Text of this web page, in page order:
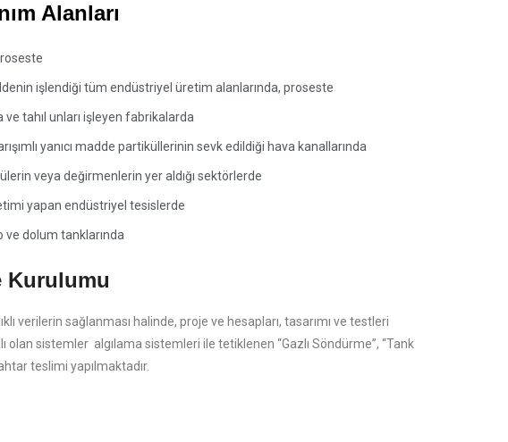
Alanları
işlendiği tüm endüstriyel üretim alanlarında, proseste
ve tahıl unları işleyen fabrikalarda
yanıcı madde partiküllerinin sevk edildiği hava kanallarında
veya değirmenlerin yer aldığı sektörlerde
yapan endüstriyel tesislerde
ve dolum tanklarında
Kurulumu
verilerin sağlanması halinde, proje ve hesapları, tasarımı ve testleri
olan sistemler algılama sistemleri ile tetiklenen “Gazlı Söndürme”, “Tank
teslimi yapılmaktadır.